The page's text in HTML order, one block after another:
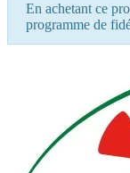
En achetant ce
programme de